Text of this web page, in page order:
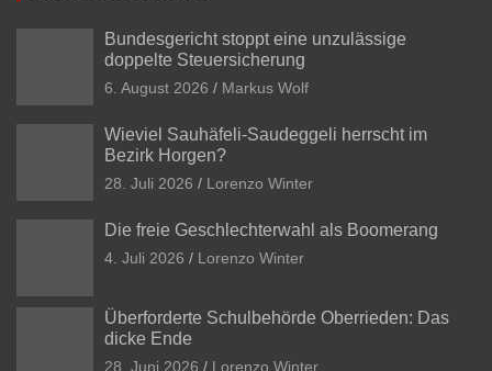
Bundesgericht stoppt eine unzulässige
doppelte Steuersicherung
6. August 2026 Markus Wolf
Wieviel Sauhäfeli-Saudeggeli herrscht im
Bezirk Horgen?
28. Juli 2026 Lorenzo Winter
Die freie Geschlechterwahl als Boomerang
4. Juli 2026 Lorenzo Winter
Überforderte Schulbehörde Oberrieden: Das
dicke Ende
28. Juni 2026 Lorenzo Winter